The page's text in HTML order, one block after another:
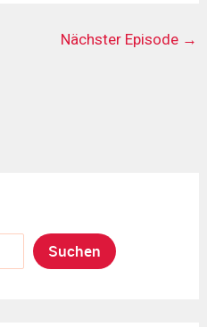
Nächster Episode →
Suchen